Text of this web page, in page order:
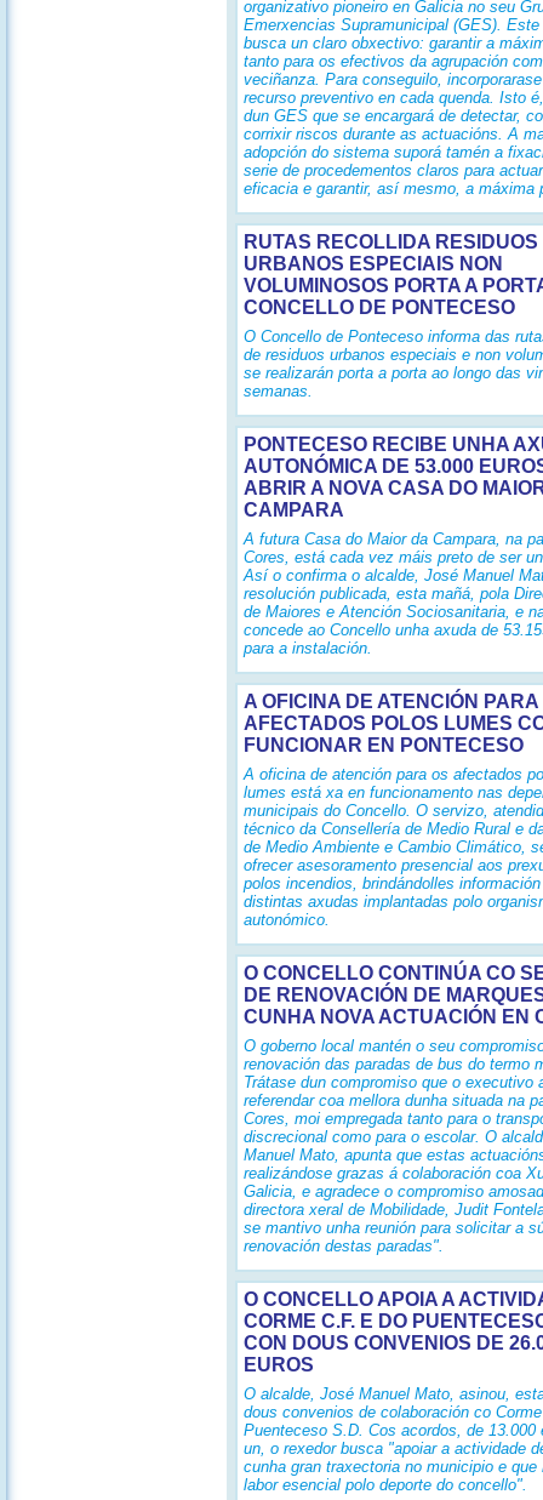
organizativo pioneiro en Galicia no seu
Emerxencias Supramunicipal (GES). Este
busca un claro obxectivo: garantir a
tanto para os efectivos da agrupación
veciñanza. Para conseguilo,
recurso preventivo en cada quenda. Isto
dun GES que se encargará de detectar,
corrixir riscos durante as actuacións. A
adopción do sistema suporá tamén a
serie de procedementos claros para
eficacia e garantir, así mesmo, a máxima
RUTAS RECOLLIDA RESIDUOS
URBANOS ESPECIAIS NON
VOLUMINOSOS PORTA A
CONCELLO DE PONTECESO
O Concello de Ponteceso informa das
de residuos urbanos especiais e non
se realizarán porta a porta ao longo das
semanas.
PONTECESO RECIBE UNHA
AUTONÓMICA DE 53.000
ABRIR A NOVA CASA DO
CAMPARA
A futura Casa do Maior da Campara, na
Cores, está cada vez máis preto de ser
Así o confirma o alcalde, José Manuel
resolución publicada, esta mañá, pola
de Maiores e Atención Sociosanitaria, e
concede ao Concello unha axuda de
para a instalación.
A OFICINA DE ATENCIÓN PARA
AFECTADOS POLOS LUMES
FUNCIONAR EN PONTECESO
A oficina de atención para os afectados
lumes está xa en funcionamento nas
municipais do Concello. O servizo,
técnico da Consellería de Medio Rural e
de Medio Ambiente e Cambio Climático,
ofrecer asesoramento presencial aos
polos incendios, brindándolles
distintas axudas implantadas polo
autonómico.
O CONCELLO CONTINÚA CO
DE RENOVACIÓN DE
CUNHA NOVA ACTUACIÓN EN
O goberno local mantén o seu
renovación das paradas de bus do termo
Trátase dun compromiso que o executivo
referendar coa mellora dunha situada na
Cores, moi empregada tanto para o
discrecional como para o escolar. O
Manuel Mato, apunta que estas
realizándose grazas á colaboración coa
Galicia, e agradece o compromiso
directora xeral de Mobilidade, Judit
se mantivo unha reunión para solicitar a
renovación destas paradas".
O CONCELLO APOIA A
CORME C.F. E DO
CON DOUS CONVENIOS DE
EUROS
O alcalde, José Manuel Mato, asinou,
dous convenios de colaboración co
Puenteceso S.D. Cos acordos, de 13.000
un, o rexedor busca "apoiar a actividade
cunha gran traxectoria no municipio e que
labor esencial polo deporte do concello".